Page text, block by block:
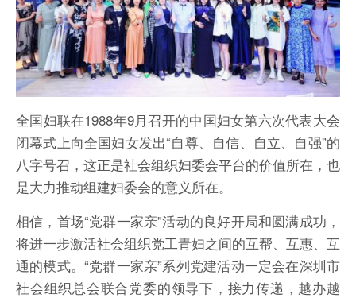
全国妇联在1988年9月召开的中国妇女第六次代表大会
闭幕式上向全国妇女发出“自尊、自信、自立、自强”的
八字号召，这正是社会组织妇委会平台的价值所在，也
是大力推动组建妇委会的意义所在。
相信，首场“党群一家亲”活动的良好开局和圆满成功，
将进一步激活社会组织党工青妇之间的互帮、互惠、互
通的模式。“党群一家亲”系列党建活动一定会在深圳市
社会组织总会联合党委的领导下，接力传递，越办越